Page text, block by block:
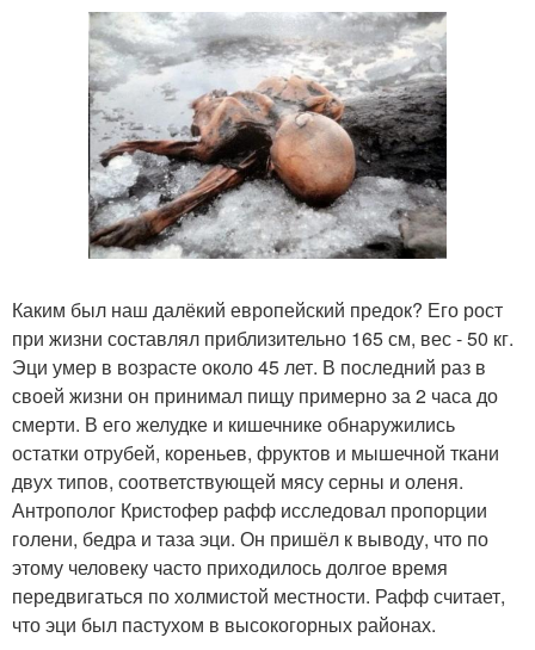
Каким был наш далёкий европейский предок? Его рост
при жизни составлял приблизительно 165 см, вес - 50 кг.
Эци умер в возрасте около 45 лет. В последний раз в
своей жизни он принимал пищу примерно за 2 часа до
смерти. В его желудке и кишечнике обнаружились
остатки отрубей, кореньев, фруктов и мышечной ткани
двух типов, соответствующей мясу серны и оленя.
Антрополог Кристофер рафф исследовал пропорции
голени, бедра и таза эци. Он пришёл к выводу, что по
этому человеку часто приходилось долгое время
передвигаться по холмистой местности. Рафф считает,
что эци был пастухом в высокогорных районах.